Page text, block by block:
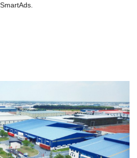
Đời sống